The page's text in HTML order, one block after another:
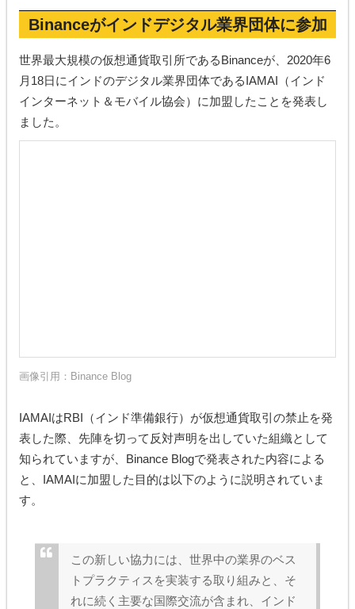
Binanceがインドデジタル業界団体に参加
世界最大規模の仮想通貨取引所であるBinanceが、2020年6
月18日にインドのデジタル業界団体であるIAMAI（インド
インターネット＆モバイル協会）に加盟したことを発表し
ました。
画像引用： Binance Blog
IAMAIはRBI（インド準備銀行）が仮想通貨取引の禁止を発
表した際、先陣を切って反対声明を出していた組織として
知られていますが、Binance Blogで発表された内容による
と、IAMAIに加盟した目的は以下のように説明されていま
す。
この新しい協力には、世界中の業界のベス
トプラクティスを実装する取り組みと、そ
れに続く主要な国際交流が含まれ、インド